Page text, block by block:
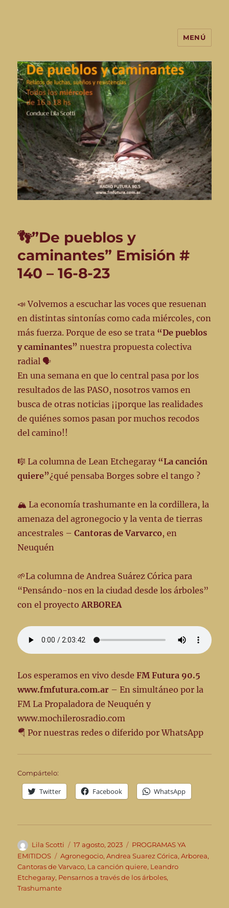
De Pueblos y Caminantes-
programa de radio
MENÚ
👣”De pueblos y
caminantes” Emisión #
140 – 16-8-23
📣 Volvemos a escuchar las voces que resuenan
en distintas sintonías como cada miércoles, con
más fuerza. Porque de eso se trata “De pueblos
y caminantes”nuestra propuesta colectiva
radial 🗣️
En una semana en que lo central pasa por los
resultados de las PASO, nosotros vamos en
busca de otras noticias ¡¡porque las realidades
de quiénes somos pasan por muchos recodos
del camino!!
🎼 La columna de Lean Etchegaray “La canción
quiere”¿qué pensaba Borges sobre el tango ?
🏔️ La economía trashumante en la cordillera, la
amenaza del agronegocio y la venta de tierras
ancestrales –Cantoras de Varvarco, en
Neuquén
🌱La columna de Andrea Suárez Córica para
“Pensándo-nos en la ciudad desde los árboles”
con el proyectoARBOREA
Los esperamos en vivo desdeFM Futura 90.5
www.fmfutura.com.ar – En simultáneo por la
FM La Propaladora de Neuquén y
www.mochilerosradio.com
🪂 Por nuestras redes o diferido por WhatsApp
Compártelo:
Twitter Facebook WhatsApp
Autor
Lila Scotti
Publicado
el
17 agosto, 2023 Categorías
PROGRAMAS YA
EMITIDOS
Etiquetas
Agronegocio,Andrea Suarez Córica,Arborea,
Cantoras de Varvaco, La canción quiere, Leandro
Etchegaray, Pensarnos a través de los árboles,
Trashumante